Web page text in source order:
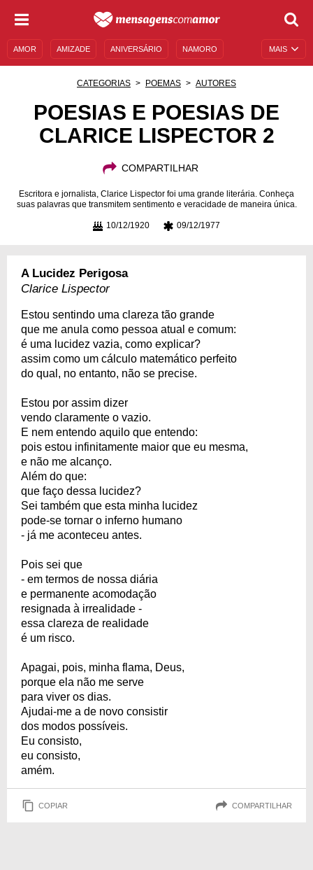
MAIS
AMOR AMIZADE ANIVERSÁRIO NAMORO
MENSAGENS E FRASES MENSAGENS DE ANIVERSÁRIO
CATEGORIAS POEMAS AUTORES
POESIAS E POESIAS DE
CLARICE LISPECTOR 2
COMPARTILHAR
Escritora e jornalista, Clarice Lispector foi uma grande literária. Conheça
suas palavras que transmitem sentimento e veracidade de maneira única.
10/12/1920 09/12/1977
A Lucidez Perigosa
Clarice Lispector
Estou sentindo uma clareza tão grande
que me anula como pessoa atual e comum:
é uma lucidez vazia, como explicar?
assim como um cálculo matemático perfeito
do qual, no entanto, não se precise.
Estou por assim dizer
vendo claramente o vazio.
E nem entendo aquilo que entendo:
pois estou infinitamente maior que eu mesma,
e não me alcanço.
Além do que:
que faço dessa lucidez?
Sei também que esta minha lucidez
pode-se tornar o inferno humano
- já me aconteceu antes.
Pois sei que
- em termos de nossa diária
e permanente acomodação
resignada à irrealidade -
essa clareza de realidade
é um risco.
Apagai, pois, minha flama, Deus,
porque ela não me serve
para viver os dias.
Ajudai-me a de novo consistir
dos modos possíveis.
Eu consisto,
eu consisto,
amém.
COPIAR COMPARTILHAR